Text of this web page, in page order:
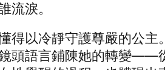
流淚。
得以冷靜守護尊嚴的公主
頭語言鋪陳她的轉變——